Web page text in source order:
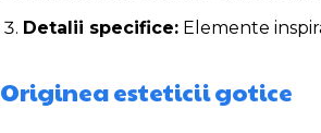
Detalii specifice: Elemente
Originea esteticii gotice